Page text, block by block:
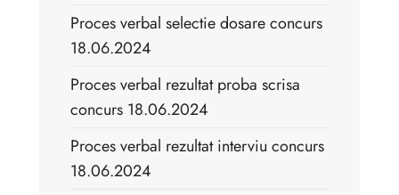
Proces verbal selectie dosare concurs
18.06.2024
Proces verbal rezultat proba scrisa
concurs 18.06.2024
Proces verbal rezultat interviu concurs
18.06.2024